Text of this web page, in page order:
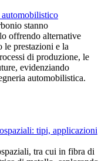
stanno
offrendo alternative
le prestazioni e la
di produzione, le
evidenziando
automobilistica.
tipi, applicazioni
tra cui in fibra di